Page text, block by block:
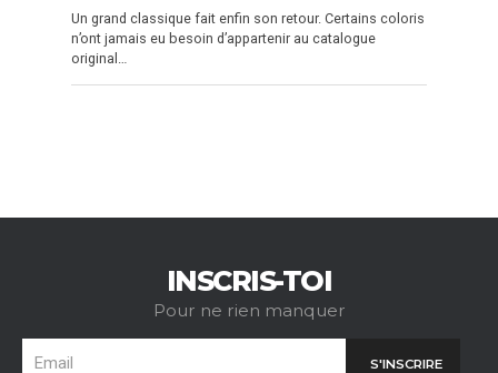
Un grand classique fait enfin son retour. Certains coloris
n’ont jamais eu besoin d’appartenir au catalogue
original…
INSCRIS-TOI
Pour ne rien manquer